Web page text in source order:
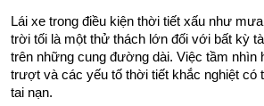
Lái xe trong điều kiện thời tiết xấu như
trời tối là một thử thách lớn đối với bất kỳ
trên những cung đường dài. Việc tầm nhìn
trượt và các yếu tố thời tiết khắc nghiệt có
tai nạn.